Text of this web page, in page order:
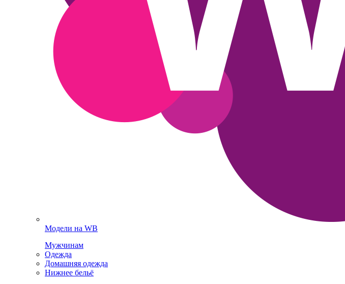
Модели на WB
Мужчинам
Одежда
Домашняя одежда
Нижнее бельё